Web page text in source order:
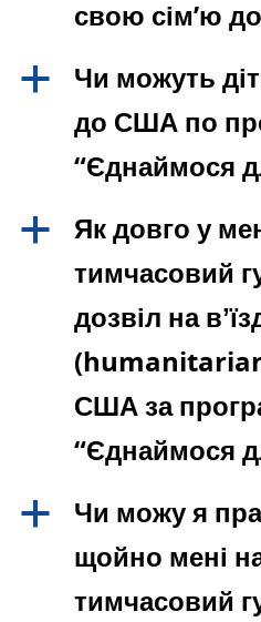
свою сім’ю
a
Чи можуть
до США по
“Єднаймося
a
Як довго у
тимчасовий
дозвіл на
США за
“Єднаймося
a
Чи можу я
щойно мені
тимчасовий